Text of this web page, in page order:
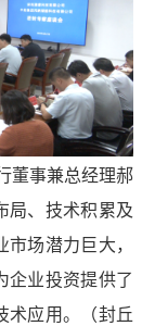
事兼总经理郝
局、技术积累及
场潜力巨大，
企业投资提供了
术应用。（封丘